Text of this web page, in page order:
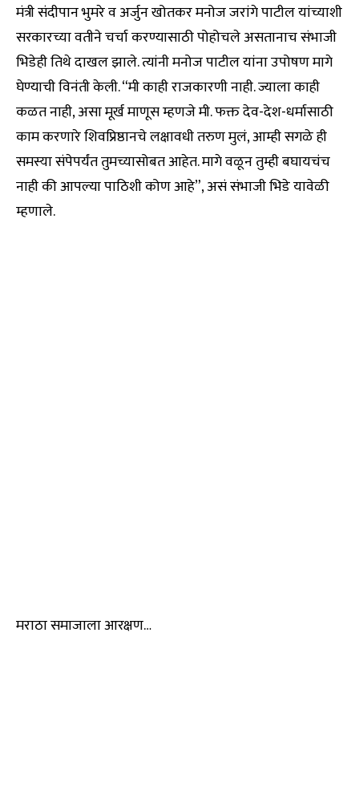
मंत्री संदीपान भुमरे व अर्जुन खोतकर मनोज जरांगे पाटील यांच्याशी
सरकारच्या वतीने चर्चा करण्यासाठी पोहोचले असतानाच संभाजी
भिडेही तिथे दाखल झाले. त्यांनी मनोज पाटील यांना उपोषण मागे
घेण्याची विनंती केली. “मी काही राजकारणी नाही. ज्याला काही
कळत नाही, असा मूर्ख माणूस म्हणजे मी. फक्त देव-देश-धर्मासाठी
काम करणारे शिवप्रिष्ठानचे लक्षावधी तरुण मुलं, आम्ही सगळे ही
समस्या संपेपर्यंत तुमच्यासोबत आहेत. मागे वळून तुम्ही बघायचंच
नाही की आपल्या पाठिशी कोण आहे”, असं संभाजी भिडे यावेळी
म्हणाले.
मराठा समाजाला आरक्षण…